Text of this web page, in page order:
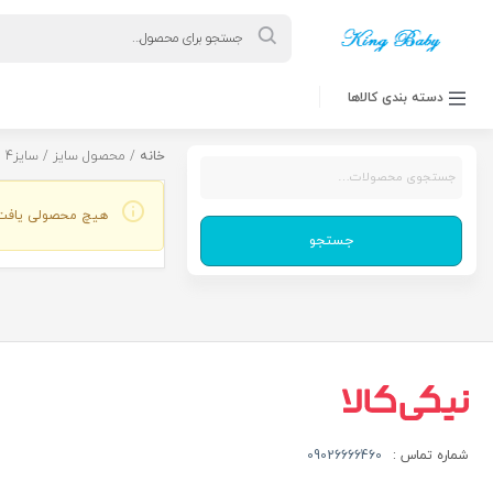
search
دسته بندی کالاها
جستجو
خانه / محصول سایز / سایز4
هیچ محصولی
شماره تماس : 09026666460